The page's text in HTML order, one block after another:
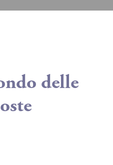
delle